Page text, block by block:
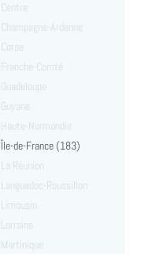
Centre
Champagne-Ardenne
Corse
Franche-Comté
Guadeloupe
Guyane
Haute-Normandie
Île-de-France (183)
La Réunion
Languedoc-Roussillon
Limousin
Lorraine
Martinique